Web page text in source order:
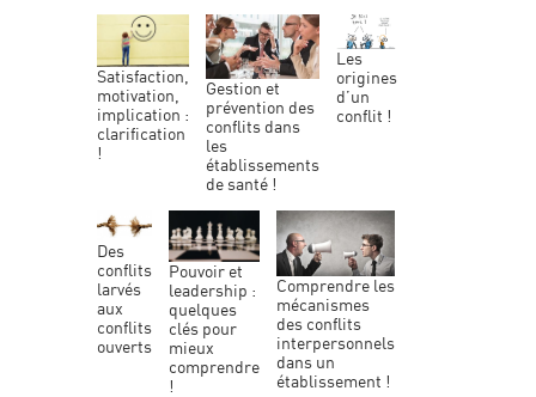
satisfaction,
motivation,
implication :
clarification
!
gestion et
prévention des
conflits dans
les
établissements
de santé !
les
origines
d’un
conflit !
des
conflits
larvés
aux
conflits
ouverts
pouvoir et
leadership :
quelques
clés pour
mieux
comprendre
!
comprendre les
mécanismes
des conflits
interpersonnels
dans un
établissement !